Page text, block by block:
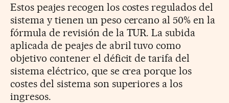
Estos peajes recogen los costes regulados del
sistema y tienen un peso cercano al 50% en la
fórmula de revisión de la TUR. La subida
aplicada de peajes de abril tuvo como
objetivo contener el déficit de tarifa del
sistema eléctrico, que se crea porque los
costes del sistema son superiores a los
ingresos.